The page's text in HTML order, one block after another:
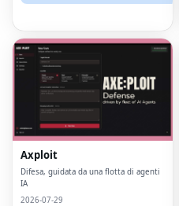
Axploit
Difesa, guidata da una flotta di agenti
IA
2026-07-29